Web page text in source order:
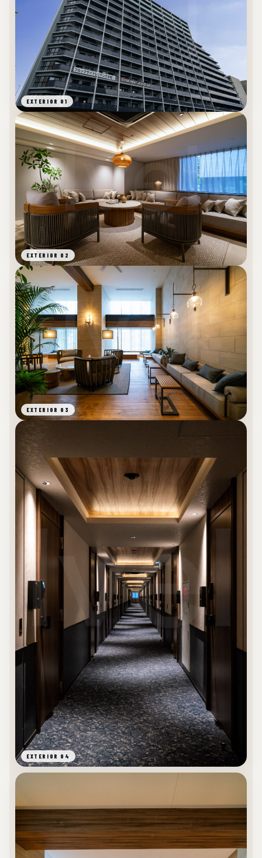
EXTERIOR 01
EXTERIOR 02
EXTERIOR 03
EXTERIOR 04